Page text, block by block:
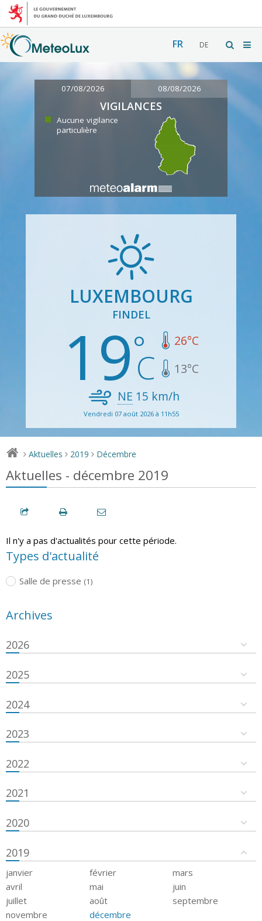
FR DE
07/08/2026 08/08/2026
VIGILANCES
Aucune vigilance
particulière
LUXEMBOURG
FINDEL
19 26°C
13°C
NE 15 km/h
Vendredi 07 août 2026 à 11h55
> Aktuelles > 2019 > Décembre
Aktuelles - décembre 2019
Il n'y a pas d'actualités pour cette période.
Types d'actualité
Salle de presse (1)
Archives
2026
2025
2024
2023
2022
2021
2020
2019
janvier février
mars
avril
mai
juin
juillet
août
septembre
novembre
décembre